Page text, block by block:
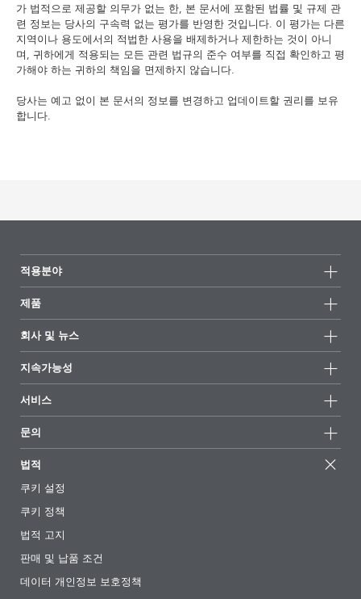
가 법적으로 제공할 의무가 없는 한, 본 문서에 포함된 법률 및 규제 관
련 정보는 당사의 구속력 없는 평가를 반영한 것입니다. 이 평가는 다른
지역이나 용도에서의 적법한 사용을 배제하거나 제한하는 것이 아니
며, 귀하에게 적용되는 모든 관련 법규의 준수 여부를 직접 확인하고 평
가해야 하는 귀하의 책임을 면제하지 않습니다.
당사는 예고 없이 본 문서의 정보를 변경하고 업데이트할 권리를 보유
합니다.
적용분야
제품
모든제품
하이라이트
회사 및 뉴스
뉴스
언론 및 미디어
소재지 및 판매점
전시회 및 이벤트
지속가능성
지속가능한 제품
성공 사례
EcoVadis
인증서
서비스
추천 배합
기사
전자책
규제 현황
첨가제 안내 앱
동영상
다운로드
문의
법적
쿠키 설정
쿠키 정책
법적 고지
판매 및 납품 조건
데이터 개인정보 보호정책